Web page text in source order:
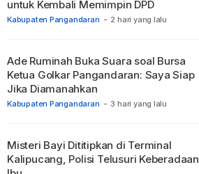
Kabupaten Pangandaran - 2 hari yang lalu
untuk Kembali Memimpin DPD
Kabupaten Pangandaran - 3 hari yang lalu
Ade Ruminah Buka Suara soal Bursa
Ketua Golkar Pangandaran: Saya Siap
Jika Diamanahkan
Misteri Bayi Dititipkan di Terminal
Kalipucang, Polisi Telusuri Keberadaan